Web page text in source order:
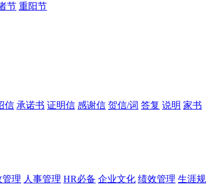
节 重阳节
信 承诺书 证明信 感谢信 贺信/词 答复 说明 家书
管理 人事管理 HR必备 企业文化 绩效管理 生涯规